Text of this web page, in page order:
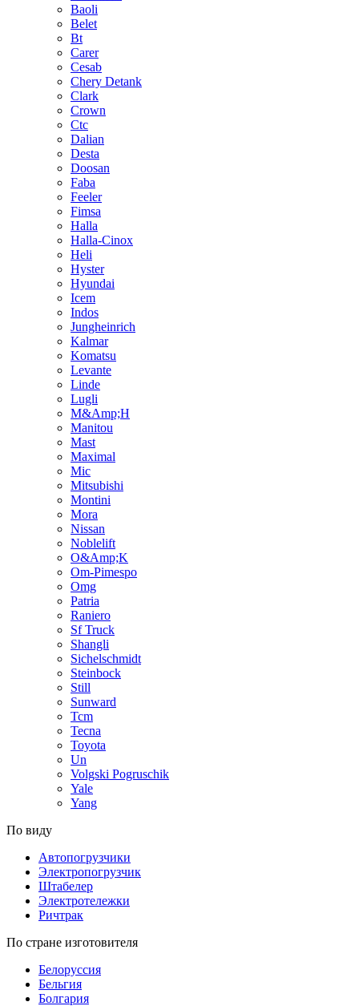
Baoli
Belet
Bt
Carer
Cesab
Chery Detank
Clark
Crown
Ctc
Dalian
Desta
Doosan
Faba
Feeler
Fimsa
Halla
Halla-Cinox
Heli
Hyster
Hyundai
Icem
Indos
Jungheinrich
Kalmar
Komatsu
Levante
Linde
Lugli
M&Amp;H
Manitou
Mast
Maximal
Mic
Mitsubishi
Montini
Mora
Nissan
Noblelift
O&Amp;K
Om-Pimespo
Omg
Patria
Raniero
Sf Truck
Shangli
Sichelschmidt
Steinbock
Still
Sunward
Tcm
Tecna
Toyota
Un
Volgski Pogruschik
Yale
Yang
По виду
Автопогрузчики
Электропогрузчик
Штабелер
Электротележки
Ричтрак
По стране изготовителя
Белоруссия
Бельгия
Болгария